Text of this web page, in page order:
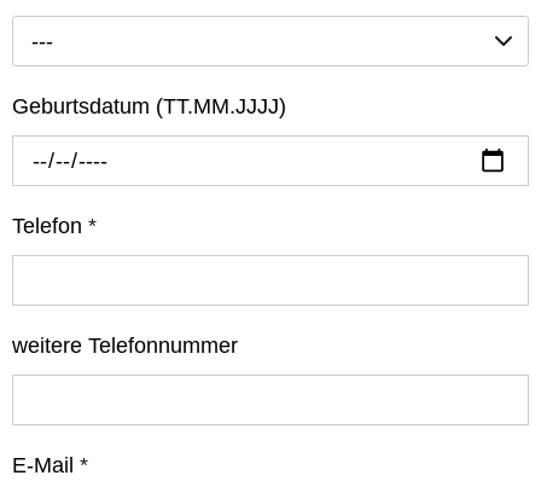
---
Geburtsdatum (TT.MM.JJJJ)
Telefon *
weitere Telefonnummer
E-Mail *